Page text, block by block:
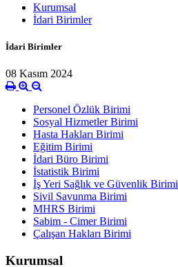
Kurumsal
İdari Birimler
İdari Birimler
08 Kasım 2024
Personel Özlük Birimi
Sosyal Hizmetler Birimi
Hasta Hakları Birimi
Eğitim Birimi
İdari Büro Birimi
İstatistik Birimi
İş Yeri Sağlık ve Güvenlik Birimi
Sivil Savunma Birimi
MHRS Birimi
Sabim - Cimer Birimi
Çalışan Hakları Birimi
Kurumsal